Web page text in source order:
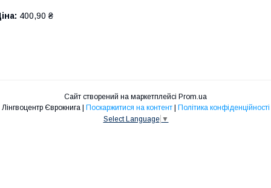
400,90 ₴
Сайт створений на маркетплейсі Prom.ua
Поскаржитися на контент
Політика конфіденційності
Select Language ▼